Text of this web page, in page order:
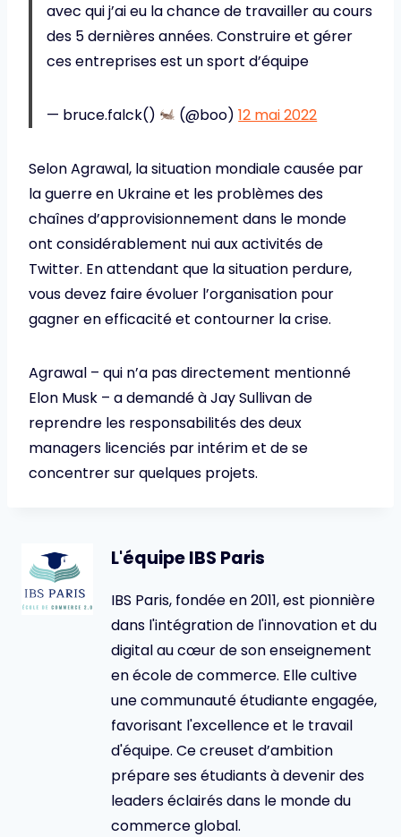
avec qui j’ai eu la chance de travailler au cours
des 5 dernières années. Construire et gérer
ces entreprises est un sport d’équipe
— bruce.falck() (@boo)12 mai 2022
Selon Agrawal, la situation mondiale causée par
la guerre en Ukraine et les problèmes des
chaînes d’approvisionnement dans le monde
ont considérablement nui aux activités de
Twitter. En attendant que la situation perdure,
vous devez faire évoluer l’organisation pour
gagner en efficacité et contourner la crise.
Agrawal – qui n’a pas directement mentionné
Elon Musk – a demandé à Jay Sullivan de
reprendre les responsabilités des deux
managers licenciés par intérim et de se
concentrer sur quelques projets.
L'équipe IBS Paris
IBS Paris, fondée en 2011, est pionnière
dans l'intégration de l'innovation et du
digital au cœur de son enseignement
en école de commerce. Elle cultive
une communauté étudiante engagée,
favorisant l'excellence et le travail
d'équipe. Ce creuset d’ambition
prépare ses étudiants à devenir des
leaders éclairés dans le monde du
commerce global.